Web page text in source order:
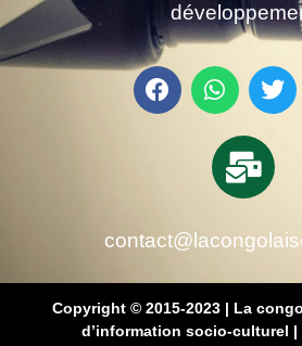
Copyright © 2015-2023 | La
d’information socio-culturel |